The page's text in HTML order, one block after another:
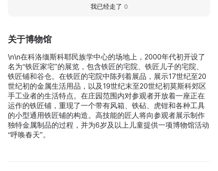
关于博物馆
\n\n在科洛缅斯科耶民族学中心的场地上，2000年代初开设了
名为“铁匠家宅”的展览，包含铁匠的宅院、铁匠儿子的宅院、
铁匠铺和谷仓。在铁匠的宅院中陈列着展品，展示17世纪至20
世纪初的金属生活用品，以及19世纪末至20世纪初莫斯科郊区
手工业者的生活特点。在庄园范围内对参观者开放着一座正在
运作的铁匠铺，重现了一个带有风箱、铁砧、虎钳和各种工具
的小型通用铁匠铺的构造。高技能的匠人将向参观者展示制作
独特金属制品的过程，并为6岁及以上儿童提供一项博物馆活动
“呼唤春天”。
我已经走了 0